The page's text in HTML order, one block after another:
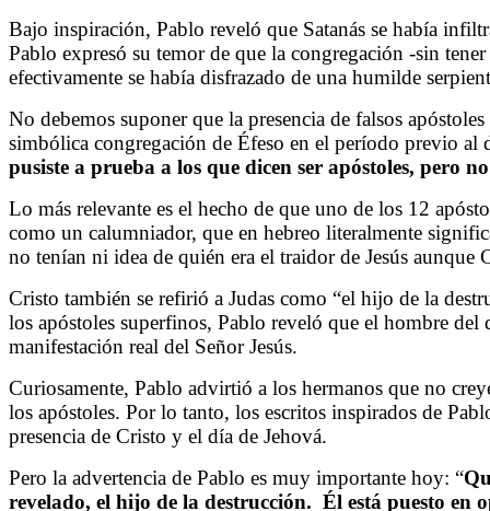
Bajo inspiración, Pablo reveló que Satanás se había
Pablo expresó su temor de que la congregación -sin
efectivamente se había disfrazado de una humilde
No debemos suponer que la presencia de falsos
simbólica congregación de Éfeso en el período previo
pusiste a prueba a los que dicen ser apóstoles, pero
Lo más relevante es el hecho de que uno de los 12
como un calumniador, que en hebreo literalmente
no tenían ni idea de quién era el traidor de Jesús
Cristo también se refirió a Judas como “el hijo de la
los apóstoles superfinos, Pablo reveló que el hombre del
manifestación real del Señor Jesús.
Curiosamente, Pablo advirtió a los hermanos que no
los apóstoles. Por lo tanto, los escritos inspirados de
presencia de Cristo y el día de Jehová.
Pero la advertencia de Pablo es muy importante hoy: “
revelado, el hijo de la destrucción. Él está puesto en